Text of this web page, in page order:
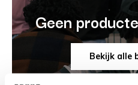
Geen
Bekijk alle